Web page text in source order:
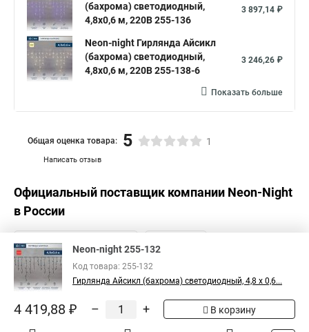
(бахрома) светодиодный,
4,8х0,6 м, 220В 255-136
3 897,14 ₽
Neon-night Гирлянда Айсикл
(бахрома) светодиодный,
4,8х0,6 м, 220В 255-138-6
3 246,26 ₽
Показать больше
Написать отзыв
Общая оценка товара: 5 1
Официальный поставщик компании Neon-Night
в России
Neon-night 255-132
Код товара: 255-132
Гирлянда Айсикл (бахрома) светодиодный, 4,8 х 0,6...
4 419,88 ₽ – + В корзину